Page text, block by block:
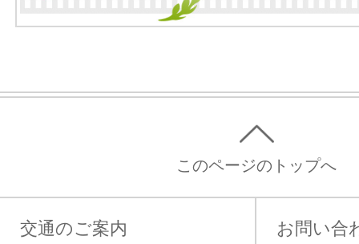
このページのトップへ
交通のご案内 お問い合